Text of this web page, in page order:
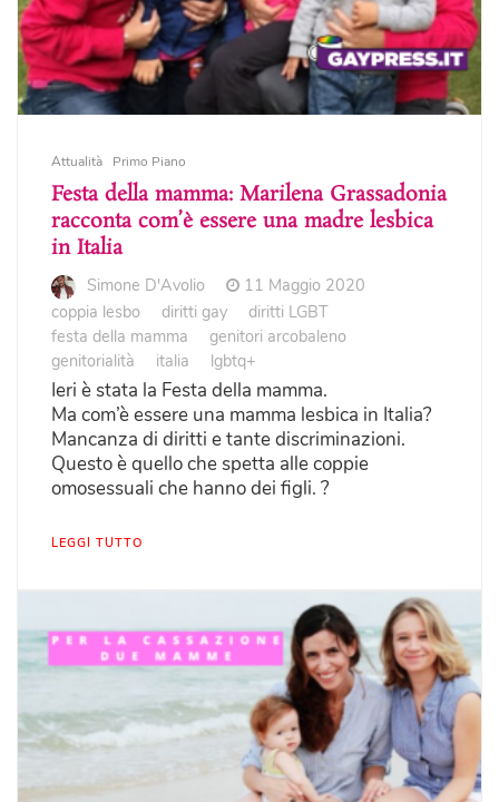
Attualità Primo Piano
Festa della mamma: Marilena Grassadonia
racconta com’è essere una madre lesbica
in Italia
Simone D'Avolio
11 Maggio 2020
coppia lesbo
diritti gay
diritti LGBT
festa della mamma
genitori arcobaleno
genitorialità
italia lgbtq+
Ieri è stata la Festa della mamma.
Ma com’è essere una mamma lesbica in Italia?
Mancanza di diritti e tante discriminazioni.
Questo è quello che spetta alle coppie
omosessuali che hanno dei figli. ?
LEGGI TUTTO